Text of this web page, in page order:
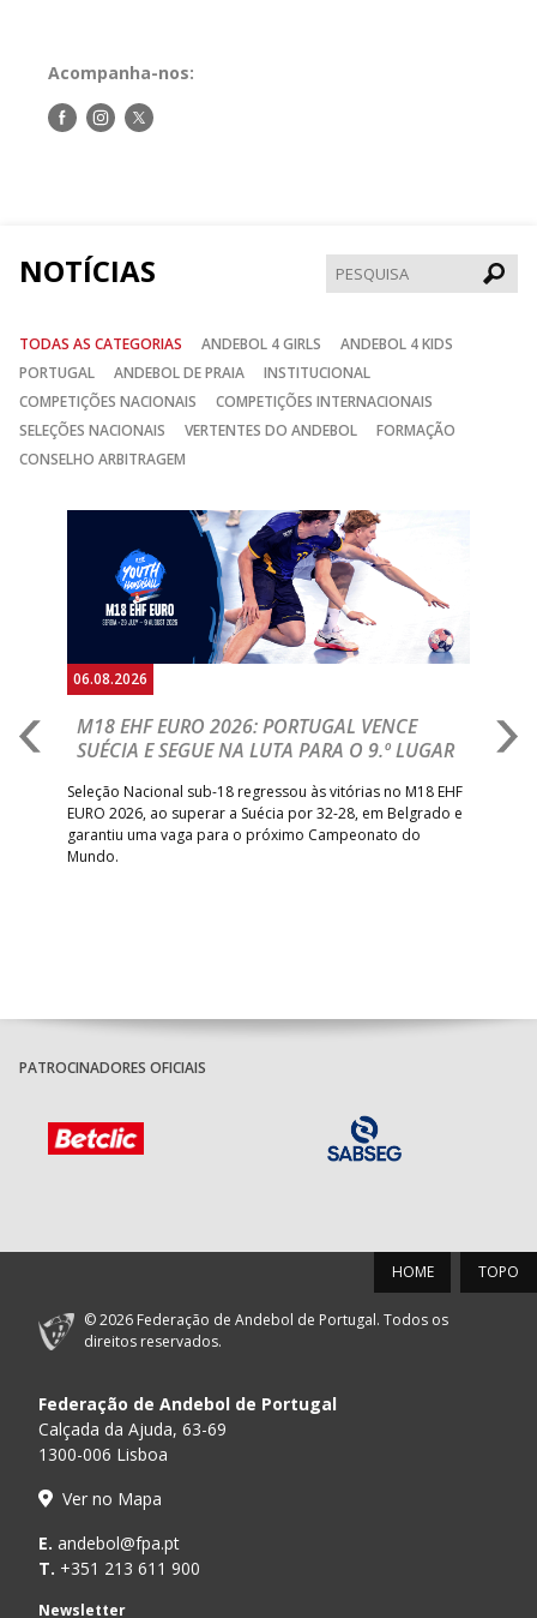
Acompanha-nos:
Siga-Siga-Siga-
NOTÍCIAS
TODAS AS CATEGORIAS ANDEBOL 4 GIRLS
ANDEBOL 4 KIDS
PORTUGAL
ANDEBOL DE PRAIA
INSTITUCIONAL
COMPETIÇÕES NACIONAIS
COMPETIÇÕES INTERNACIONAIS
SELEÇÕES NACIONAIS
VERTENTES DO ANDEBOL
FORMAÇÃO
CONSELHO ARBITRAGEM
06.08.2026
M18 EHF EURO 2026: PORTUGAL VENCE
SUÉCIA E SEGUE NA LUTA PARA O 9.º LUGAR
Seleção Nacional sub-18 regressou às vitórias no M18 EHF
EURO 2026, ao superar a Suécia por 32-28, em Belgrado e
garantiu uma vaga para o próximo Campeonato do
Mundo.
PATROCINADORES OFICIAIS
TOPO
HOME
© 2026 Federação de Andebol de Portugal. Todos os
direitos reservados.
Federação de Andebol de Portugal
Calçada da Ajuda, 63-69
1300-006 Lisboa
Ver no Mapa
E. andebol@fpa.pt
T. +351 213 611 900
Newsletter